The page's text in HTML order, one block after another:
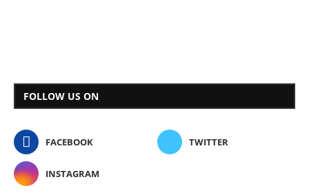
FOLLOW US ON
FACEBOOK TWITTER
INSTAGRAM